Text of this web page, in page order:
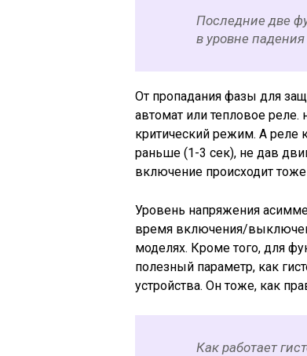
Последние две
в уровне
От пропадания фазы для
автомат или тепловое реле.
критический режим. А реле
раньше (1-3 сек), не дав
включение происходит
Уровень напряжения
время включения/
моделях. Кроме того, для
полезный параметр, как
устройства. Он тоже, как
Как работает